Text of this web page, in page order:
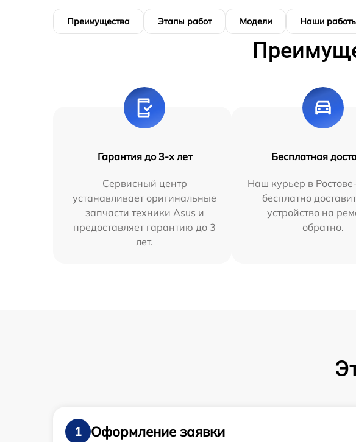
Преимущества Этапы работ Модели Наши
Гарантия до 3-х лет
Сервисный центр
устанавливает оригинальные
запчасти техники Asus и
предоставляет гарантию до 3
лет.
Бесплатная
Наш курьер в
бесплатно
устройство на
обратно.
1
Оформление заявки